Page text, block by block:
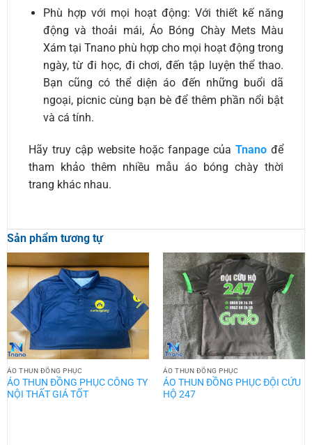
Phù hợp với mọi hoạt động: Với thiết kế năng
động và thoải mái, Áo Bóng Chày Mets Màu
Xám tại Tnano phù hợp cho mọi hoạt động trong
ngày, từ đi học, đi chơi, đến tập luyện thể thao.
Bạn cũng có thể diện áo đến những buổi dã
ngoại, picnic cùng bạn bè để thêm phần nổi bật
và cá tính.
Hãy truy cập website hoặc fanpage củaTnano để
tham khảo thêm nhiều mẫu áo bóng chày thời
trang khác nhau.
Sản phẩm tương tự
ÁO THUN ĐỒNG PHỤC
ÁO THUN ĐỒNG PHỤC CÔNG TY
NỘI THẤT GIÁ TỐT
ÁO THUN ĐỒNG PHỤC
ÁO THUN ĐỒNG PHỤC ĐỘI CỨU
HỘ 247